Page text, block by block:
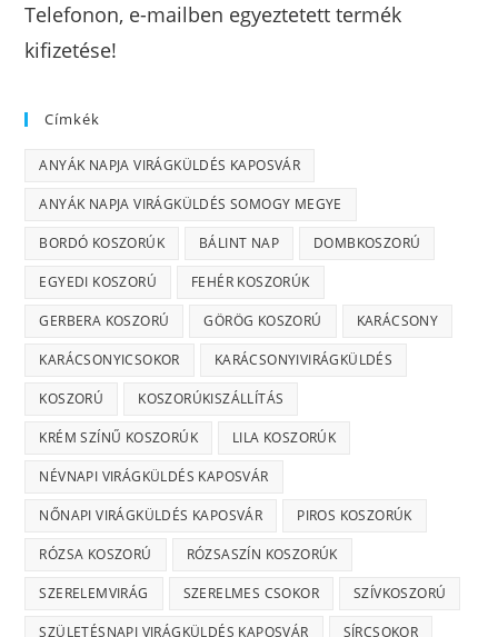
Telefonon, e-mailben egyeztetett termék
kifizetése!
Címkék
ANYÁK NAPJA VIRÁGKÜLDÉS KAPOSVÁR
ANYÁK NAPJA VIRÁGKÜLDÉS SOMOGY MEGYE
BORDÓ KOSZORÚK BÁLINT NAP DOMBKOSZORÚ
EGYEDI KOSZORÚ FEHÉR KOSZORÚK
GERBERA KOSZORÚ GÖRÖG KOSZORÚ KARÁCSONY
KARÁCSONYICSOKOR KARÁCSONYIVIRÁGKÜLDÉS
KOSZORÚ KOSZORÚKISZÁLLÍTÁS
KRÉM SZÍNŰ KOSZORÚK LILA KOSZORÚK
NÉVNAPI VIRÁGKÜLDÉS KAPOSVÁR
NŐNAPI VIRÁGKÜLDÉS KAPOSVÁR PIROS KOSZORÚK
RÓZSA KOSZORÚ RÓZSASZÍN KOSZORÚK
SZERELEMVIRÁG SZERELMES CSOKOR SZÍVKOSZORÚ
SZÜLETÉSNAPI VIRÁGKÜLDÉS KAPOSVÁR SÍRCSOKOR